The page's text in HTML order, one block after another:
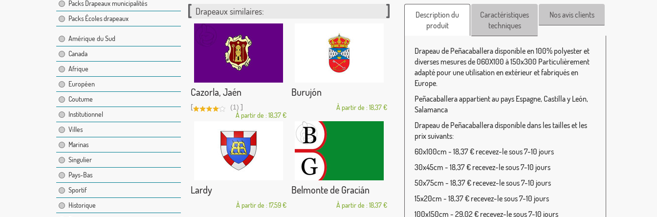
Packs Drapeaux municipalités
Packs Écoles drapeaux
Amérique du Sud
Canada
Afrique
Européen
Coutume
Institutionnel
Villes
Marinas
Singulier
Pays-Bas
Sportif
Historique
Drapeaux similaires:
Cazorla, Jaén
[ (1) ]
À partir de : 18,37 €
Burujón
À partir de : 18,37 €
Lardy
À partir de : 17,59 €
Belmonte de Gracián
À partir de : 18,37 €
Description du
produit
Caractéristiques
techniques
Nos avis clients
Drapeau de Peñacaballera disponible en 100% polyester et
diverses mesures de 060X100 à 150x300 Particulièrement
adapté pour une utilisation en extérieur et fabriqués en
Europe.
Peñacaballera appartient au pays Espagne, Castilla y León,
Salamanca
Drapeau de Peñacaballera disponible dans les tailles et les
prix suivants:
60x100cm - 18,37 € recevez-le sous 7-10 jours
30x45cm - 18,37 € recevez-le sous 7-10 jours
50x75cm - 18,37 € recevez-le sous 7-10 jours
15x20cm - 18,37 € recevez-le sous 7-10 jours
100x150cm - 29,02 € recevez-le sous 7-10 jours